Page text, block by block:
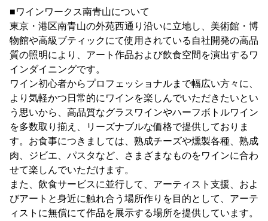
■ワインワークス南青山について
東京・港区南青山の外苑西通り沿いに立地し、美術館・博
物館や高級ブティックにて使用されている自社開発の高品
質の照明により、アート作品および飲食空間を演出するワ
インダイニングです。
ワイン初心者からプロフェッショナルまで幅広い方々に、
より気軽かつ日常的にワインを楽しんでいただきたいとい
う思いから、高品質なグラスワインやハーフボトルワイン
を多数取り揃え、リーズナブルな価格で提供しておりま
す。お食事につきましては、熟成チーズや燻製各種、熟成
肉、ジビエ、パスタなど、さまざまなものをワインに合わ
せて楽しんでいただけます。
また、飲食サービスに並行して、アーティスト支援、およ
びアートと身近に触れ合う場所作りを目的として、アーテ
ィストに無償にて作品を展示する場所を提供しています。